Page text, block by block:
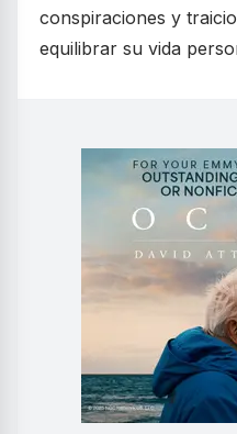
conspiraciones y
equilibrar su vida